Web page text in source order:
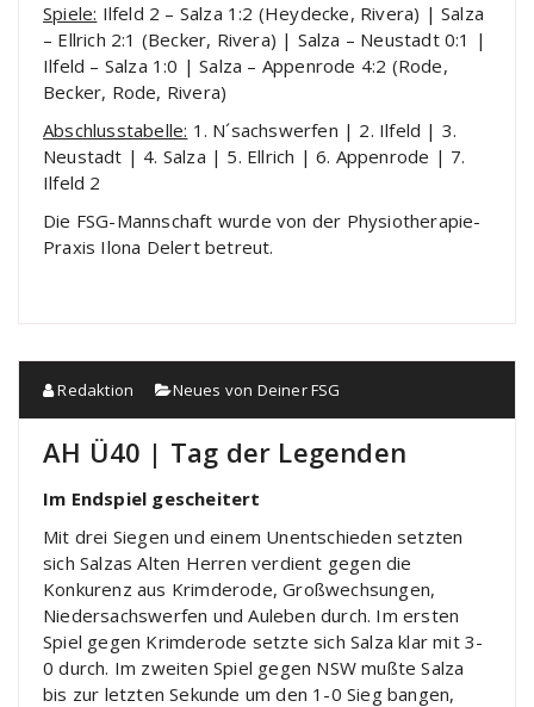
Spiele: Ilfeld 2 – Salza 1:2 (Heydecke, Rivera) | Salza
– Ellrich 2:1 (Becker, Rivera) | Salza – Neustadt 0:1 |
Ilfeld – Salza 1:0 | Salza – Appenrode 4:2 (Rode,
Becker, Rode, Rivera)
Abschlusstabelle: 1. N´sachswerfen | 2. Ilfeld | 3.
Neustadt | 4. Salza | 5. Ellrich | 6. Appenrode | 7.
Ilfeld 2
Die FSG-Mannschaft wurde von der Physiotherapie-
Praxis Ilona Delert betreut.
Redaktion Neues von Deiner FSG
AH Ü40 | Tag der Legenden
Im Endspiel gescheitert
Mit drei Siegen und einem Unentschieden setzten
sich Salzas Alten Herren verdient gegen die
Konkurenz aus Krimderode, Großwechsungen,
Niedersachswerfen und Auleben durch. Im ersten
Spiel gegen Krimderode setzte sich Salza klar mit 3-
0 durch. Im zweiten Spiel gegen NSW mußte Salza
bis zur letzten Sekunde um den 1-0 Sieg bangen,